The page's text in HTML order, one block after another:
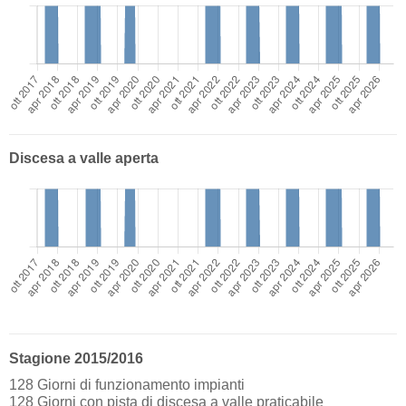
Discesa a valle aperta
Stagione 2015/2016
128 Giorni di funzionamento impianti
128 Giorni con pista di discesa a valle praticabile